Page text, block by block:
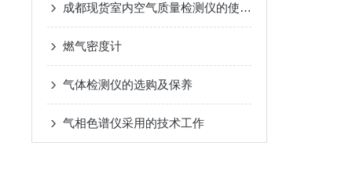
成都现货室内空气质量检测仪的使用方法
燃气密度计
气体检测仪的选购及保养
气相色谱仪采用的技术工作